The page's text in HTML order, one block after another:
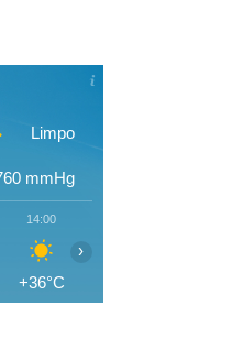
Limpo
mmHg
14:00
+36°C
›